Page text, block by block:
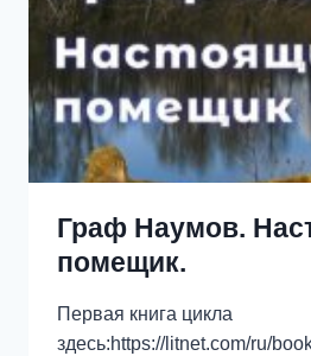
Граф Наумов.
помещик.
Первая книга цикла
здесь:https://litnet.com/ru/